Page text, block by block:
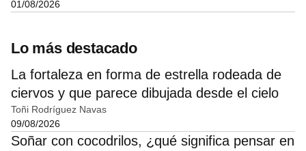
01/08/2026
Lo más destacado
La fortaleza en forma de estrella rodeada de
ciervos y que parece dibujada desde el cielo
Toñi Rodríguez Navas
09/08/2026
Soñar con cocodrilos, ¿qué significa pensar en